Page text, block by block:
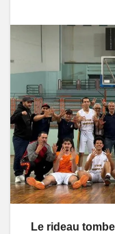
Le rideau